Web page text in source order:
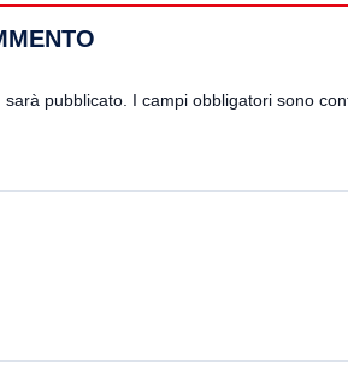
sarà pubblicato. I campi obbligatori sono